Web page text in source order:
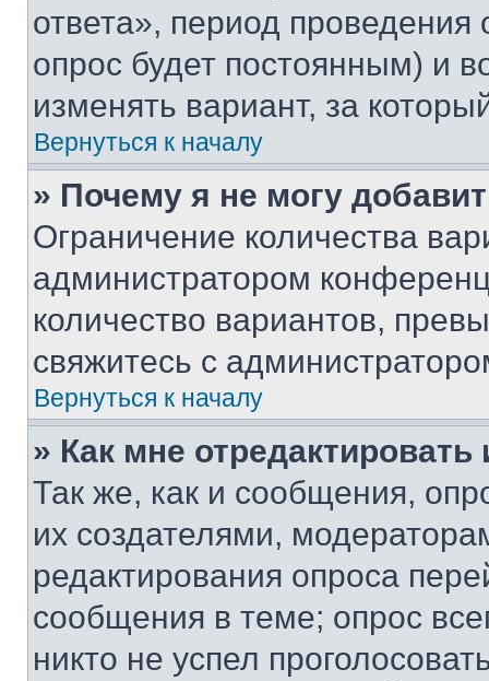
ответа», период проведения
опрос будет постоянным) и
изменять вариант, за
Вернуться к началу
» Почему я не могу
Ограничение количества
администратором
количество вариантов,
свяжитесь с
Вернуться к началу
» Как мне
Так же, как и сообщения,
их создателями,
редактирования опроса
сообщения в теме; опрос
никто не успел